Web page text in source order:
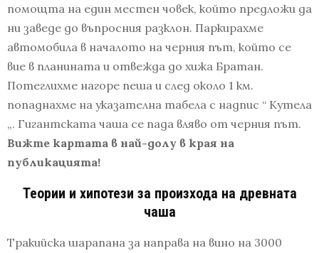
помощта на един местен човек, който предложи да
ни заведе до въпросния разклон. Паркирахме
автомобила в началото на черния път, който се
вие в планината и отвежда до хижа Братан.
Потеглихме нагоре пеша и след около 1 км.
попаднахме на указателна табела с надпис “ Кутела
„. Гигантската чаша се пада вляво от черния път.
Вижте картата в най-долу в края на
публикацията!
Теории и хипотези за произхода на древната
чаша
Тракийска шарапана за направа на вино на 3000